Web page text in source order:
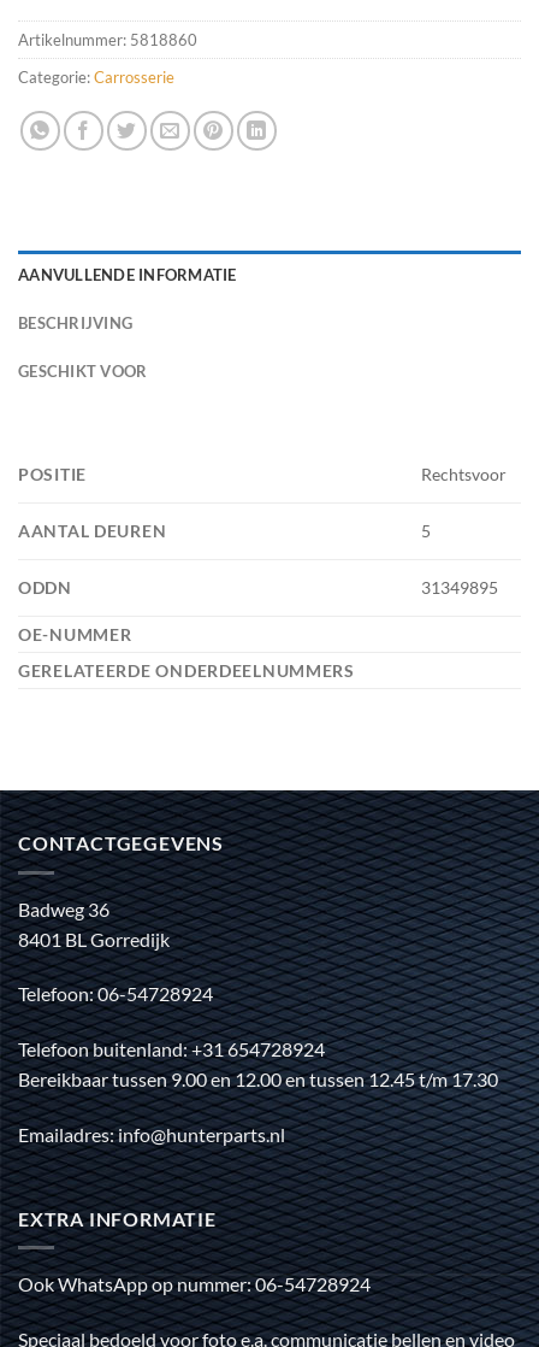
Artikelnummer: 5818860
Categorie:Carrosserie
AANVULLENDE INFORMATIE
BESCHRIJVING
GESCHIKT VOOR
POSITIE Rechtsvoor
AANTAL DEUREN 5
ODDN 31349895
OE-NUMMER
GERELATEERDE ONDERDEELNUMMERS
CONTACTGEGEVENS
Badweg 36
8401 BL Gorredijk
Telefoon: 06-54728924
Telefoon buitenland: +31 654728924
Bereikbaar tussen 9.00 en 12.00 en tussen 12.45 t/m 17.30
Emailadres: info@hunterparts.nl
EXTRA INFORMATIE
Ook WhatsApp op nummer: 06-54728924
Speciaal bedoeld voor foto e.a. communicatie bellen en video